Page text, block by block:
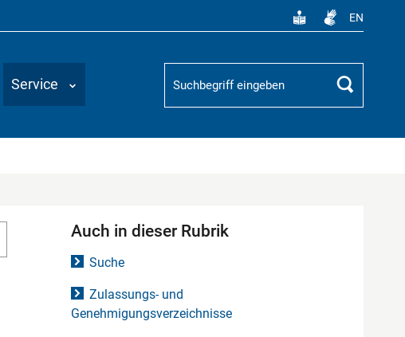
EN
Service
Suchbegriff
Suchen
Auch in dieser Rubrik
Suche
Zulassungs- und
Genehmigungsverzeichnisse